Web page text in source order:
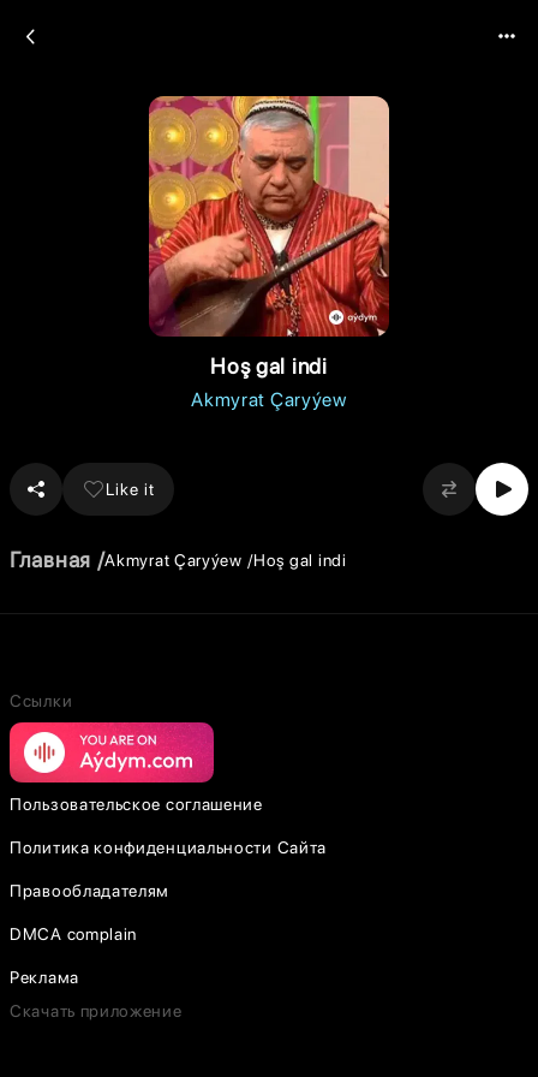
Hoş gal indi
Akmyrat Çaryýew
Like it
Главная Akmyrat Çaryýew Hoş gal indi
Ссылки
Пользовательское соглашение
Политика конфиденциальности Сайта
Правообладателям
DMCA complain
Реклама
Скачать приложение